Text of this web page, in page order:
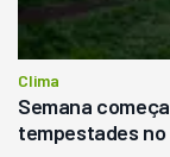
Clima
Semana
tempestades no